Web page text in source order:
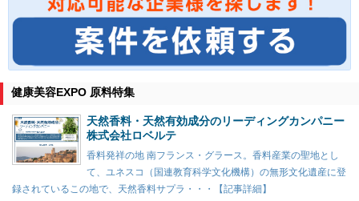
健康美容EXPO 原料特集
天然香料・天然有効成分のリーディングカンパニー
株式会社ロベルテ
香料発祥の地 南フランス・グラース。香料産業の聖地とし
て、ユネスコ（国連教育科学文化機構）の無形文化遺産に登
録されているこの地で、天然香料サプラ・・・【記事詳細】